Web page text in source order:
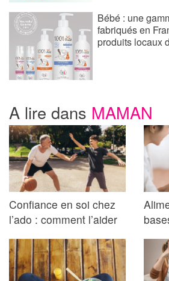
Bébé : une
fabriqués en
produits locaux
A lire dans MAMAN
Confiance en soi chez
l’ado : comment l’aider